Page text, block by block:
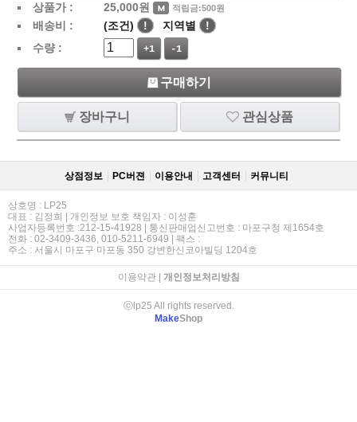
상품가 : 25,000원 적립금:500원
배송비 : (조건) ! 지역별
!
수량 :
+1 -1
구매하기
장바구니 관심상품
상점정보 PC버젼 이용안내 고객센터 커뮤니티
상호명 : LP25
대표 : 김정희 | 개인정보 보호 책임자 : 이성훈
사업자등록번호 :212-15-41928 | 통신판매업신고번호 : 마포구청 제1654호
전화 : 02-3409-3436, 010-5211-6949 | 팩스 :
주소 : 서울시 마포구 마포동 350 강변한신코아빌딩 1204호
이용약관| 개인정보처리방침
ⓒlp25 All rights reserved.
MakeShop